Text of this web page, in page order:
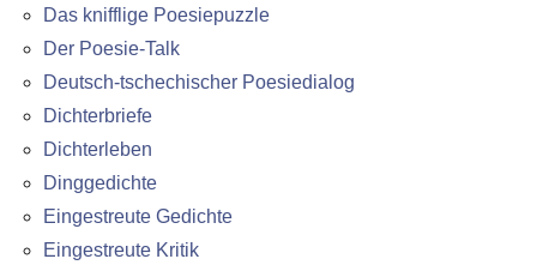
Das knifflige Poesiepuzzle
Der Poesie-Talk
Deutsch-tschechischer Poesiedialog
Dichterbriefe
Dichterleben
Dinggedichte
Eingestreute Gedichte
Eingestreute Kritik